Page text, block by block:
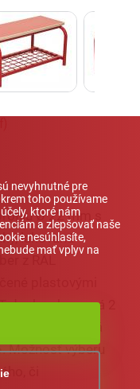
Ø 22 mm s
lakovaná
z RAL
plastovými
dosky ohranená 2
je kotvená
Možnosť výberu
či
nevyhnutné pre
toho používame
ktoré nám
a zlepšovať naše
nesúhlasíte,
mať vplyv na